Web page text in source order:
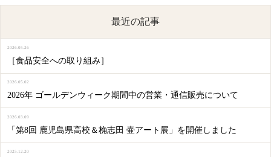
最近の記事
［食品安全への取り組み］
2026.05.26
2026年 ゴールデンウィーク期間中の営業・通信販売について
2026.05.02
「第8回 鹿児島県高校＆桷志田 壷アート展」を開催しました
2026.03.09
2025.12.20